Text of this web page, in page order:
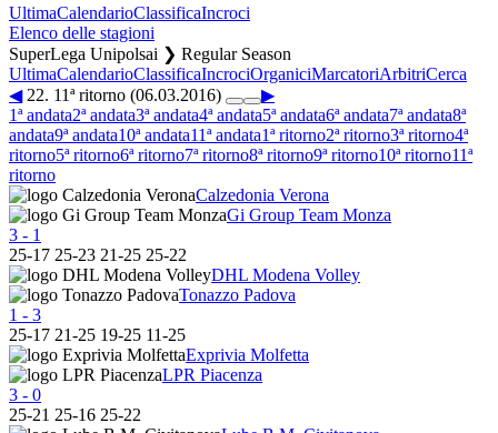
UltimaCalendarioClassificaIncroci
Elenco delle stagioni
SuperLega Unipolsai ❯ Regular Season
UltimaCalendarioClassificaIncrociOrganiciMarcatoriArbitriCerca
◀22. 11ª ritorno (06.03.2016)
▶
1ª andata2ª andata3ª andata4ª andata5ª andata6ª andata7ª andata8ª
andata9ª andata10ª andata11ª andata1ª ritorno2ª ritorno3ª ritorno4ª
ritorno5ª ritorno6ª ritorno7ª ritorno8ª ritorno9ª ritorno10ª ritorno11ª
ritorno
Calzedonia Verona
Gi Group Team Monza
3 - 1
25-17 25-23 21-25 25-22
DHL Modena Volley
Tonazzo Padova
1 - 3
25-17 21-25 19-25 11-25
Exprivia Molfetta
LPR Piacenza
3 - 0
25-21 25-16 25-22